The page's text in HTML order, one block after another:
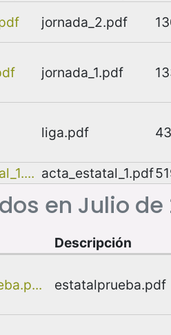
en Julio de
jornada_2.pdf
jornada_1.pdf
liga.pdf
acta_estatal_1.pdf
Descripción
estatalprueba.pdf